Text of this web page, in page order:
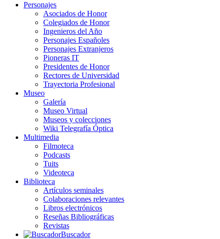
Personajes
Asociados de Honor
Colegiados de Honor
Ingenieros del Año
Personajes Españoles
Personajes Extranjeros
Pioneras IT
Presidentes de Honor
Rectores de Universidad
Trayectoria Profesional
Museo
Galería
Museo Virtual
Museos y colecciones
Wiki Telegrafía Óptica
Multimedia
Filmoteca
Podcasts
Tuits
Videoteca
Biblioteca
Artículos seminales
Colaboraciones relevantes
Libros electrónicos
Reseñas Bibliográficas
Revistas
Buscador